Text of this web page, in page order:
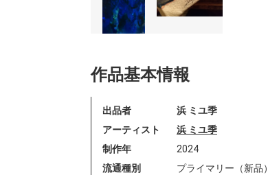
作品基本情報
出品者
浜 ミユ季
アーティスト
浜 ミユ季
制作年
2024
流通種別
プライマリー（新品）